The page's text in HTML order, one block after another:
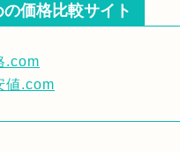
価格比較サイト
.com
値.com